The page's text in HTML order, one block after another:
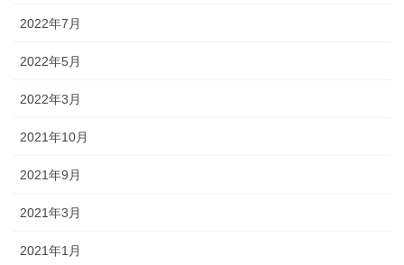
2022年7月
2022年5月
2022年3月
2021年10月
2021年9月
2021年3月
2021年1月